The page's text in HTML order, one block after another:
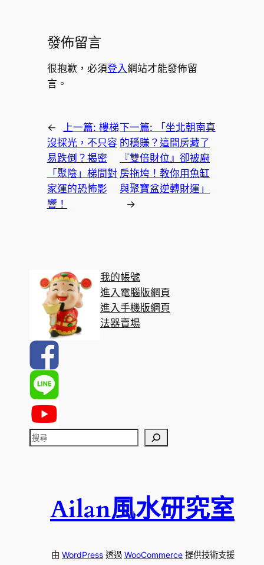
發佈留言
很抱歉，必須登入網站才能發佈留
言。
← 上一篇: 樓梯
沒採光，不只容
易跌倒？揭密
「聚陰」梯間對
家運的恐怖影
響！
下一篇:
「坐北朝南真
的穩賺？這間房藏了
『雙倍財位』卻被廚
房拖垮！教你用魚缸
與聚寶盆逆轉財運」
→
我的帳號
進入電腦版網頁
進入手機版網頁
法器賣場
搜
Ailan風水研究室
由 WordPress 透過 WooCommerce 提供技術支援